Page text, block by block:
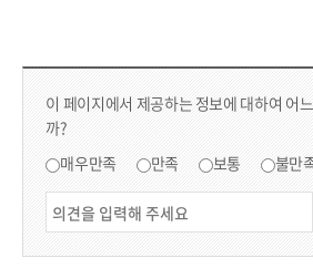
컨텐츠 만족도 조사 & 공공저작물 자유이용 허락 표시
이 페이지에서 제공하는 정보에 대하여 어
까?
매우만족 만족 보통 불만